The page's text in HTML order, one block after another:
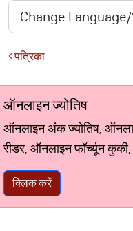
पत्रिका
ऑनलाइन ज्योतिष
ऑनलाइन अंक ज्योतिष,
रीडर, ऑनलाइन फॉर्च्यून
क्लिक करें